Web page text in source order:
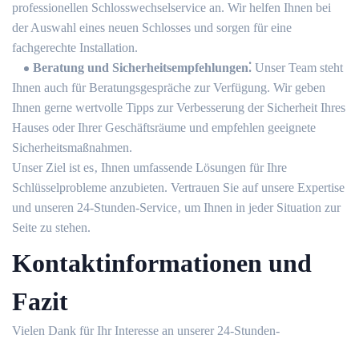
professionellen Schlosswechselservice an.​ Wir helfen Ihnen bei
der Auswahl eines neuen Schlosses und sorgen für eine
fachgerechte Installation.
Beratung und Sicherheitsempfehlungen⁚ Unser Team steht
Ihnen auch für Beratungsgespräche zur Verfügung.​ Wir geben
Ihnen gerne wertvolle Tipps zur Verbesserung der Sicherheit Ihres
Hauses oder Ihrer Geschäftsräume und empfehlen geeignete
Sicherheitsmaßnahmen.​
Unser Ziel ist es‚ Ihnen umfassende Lösungen für Ihre
Schlüsselprobleme anzubieten.​ Vertrauen Sie auf unsere Expertise
und unseren 24-Stunden-Service‚ um Ihnen in jeder Situation zur
Seite zu stehen.​
Kontaktinformationen und
Fazit
Vielen Dank für Ihr Interesse an unserer 24-Stunden-